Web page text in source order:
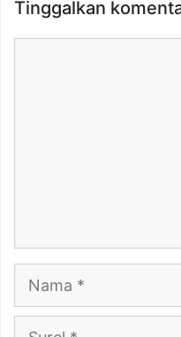
Tinggalkan
Surel